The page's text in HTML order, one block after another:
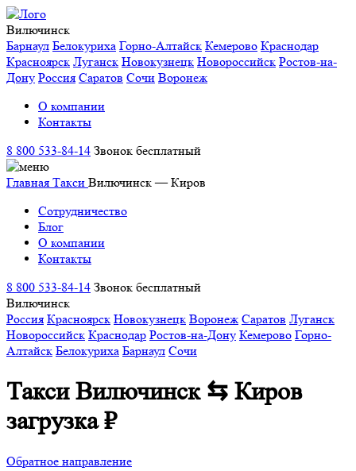
Вилючинск
Барнаул Белокуриха Горно-Алтайск Кемерово Краснодар
Красноярск Луганск Новокузнецк Новороссийск Ростов-на-
Дону Россия Саратов Сочи Воронеж
О компании
Контакты
8 800 533-84-14 Звонок бесплатный
Главная Такси Вилючинск — Киров
Сотрудничество
Блог
О компании
Контакты
8 800 533-84-14 Звонок бесплатный
Вилючинск
Россия Красноярск Новокузнецк Воронеж Саратов Луганск
Новороссийск Краснодар Ростов-на-Дону Кемерово Горно-
Алтайск Белокуриха Барнаул Сочи
Такси Вилючинск ⇆ Киров
загрузка₽
Обратное направление